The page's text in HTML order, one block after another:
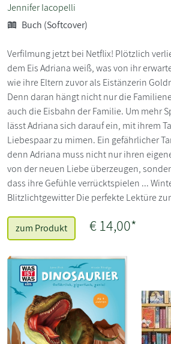
Jennifer Iacopelli
Buch (Softcover)
Verfilmung jetzt bei Netflix! Plötzlich
dem Eis Adriana weiß, was von ihr
wie ihre Eltern zuvor als Eistänzerin
Denn daran hängt nicht nur die
auch die Eisbahn der Familie. Um mehr
lässt Adriana sich darauf ein, mit ihrem
Liebespaar zu mimen. Ein gefährlicher
denn Adriana muss nicht nur ihren
von der neuen Liebe überzeugen,
dass ihre Gefühle verrücktspielen ...
Blitzlichtgewitter Die perfekte Lektüre
zum Produkt € 14,00*